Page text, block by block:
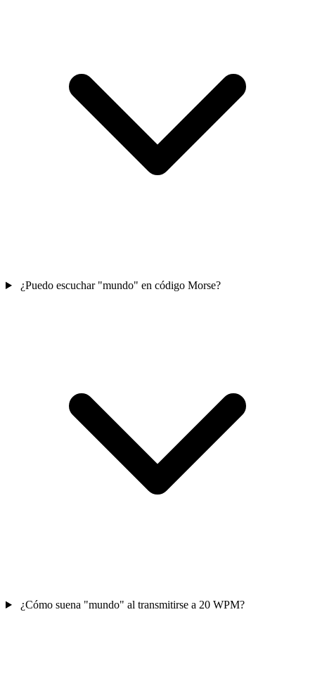
¿Puedo escuchar "mundo" en código Morse?
¿Cómo suena "mundo" al transmitirse a 20 WPM?